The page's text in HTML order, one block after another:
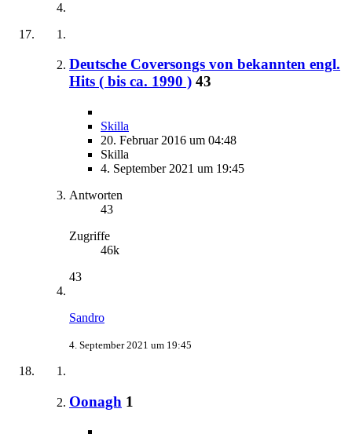
Deutsche Coversongs von bekannten engl.
Hits ( bis ca. 1990 ) 43
Skilla
20. Februar 2016 um 04:48
Skilla
4. September 2021 um 19:45
Antworten
43
Zugriffe
46k
43
Sandro
4. September 2021 um 19:45
Oonagh 1